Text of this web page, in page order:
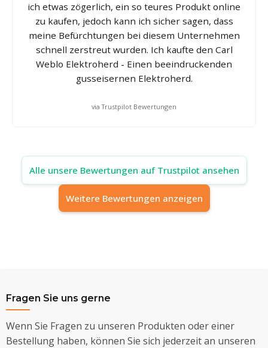
ich etwas zögerlich, ein so teures Produkt online
zu kaufen, jedoch kann ich sicher sagen, dass
meine Befürchtungen bei diesem Unternehmen
schnell zerstreut wurden. Ich kaufte den Carl
Weblo Elektroherd - Einen beeindruckenden
gusseisernen Elektroherd.
via Trustpilot Bewertungen
Alle unsere Bewertungen auf Trustpilot ansehen
Weitere Bewertungen anzeigen
Fragen Sie uns gerne
Wenn Sie Fragen zu unseren Produkten oder einer
Bestellung haben, können Sie sich jederzeit an unseren